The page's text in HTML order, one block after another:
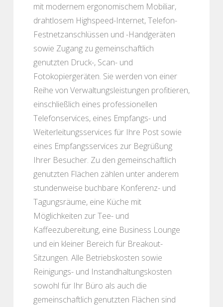
mit modernem ergonomischem Mobiliar,
drahtlosem Highspeed-Internet, Telefon-
Festnetzanschlüssen und -Handgeräten
sowie Zugang zu gemeinschaftlich
genutzten Druck-, Scan- und
Fotokopiergeräten. Sie werden von einer
Reihe von Verwaltungsleistungen profitieren,
einschließlich eines professionellen
Telefonservices, eines Empfangs- und
Weiterleitungsservices für Ihre Post sowie
eines Empfangsservices zur Begrüßung
Ihrer Besucher. Zu den gemeinschaftlich
genutzten Flächen zählen unter anderem
stundenweise buchbare Konferenz- und
Tagungsräume, eine Küche mit
Möglichkeiten zur Tee- und
Kaffeezubereitung, eine Business Lounge
und ein kleiner Bereich für Breakout-
Sitzungen. Alle Betriebskosten sowie
Reinigungs- und Instandhaltungskosten
sowohl für Ihr Büro als auch die
gemeinschaftlich genutzten Flächen sind